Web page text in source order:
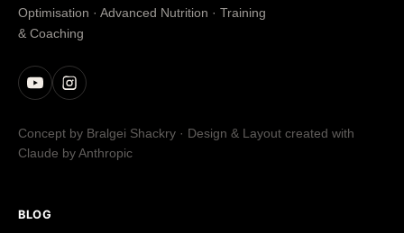
Optimisation · Advanced Nutrition · Training
& Coaching
Concept by Bralgei Shackry · Design & Layout created with
Claude by Anthropic
BLOG